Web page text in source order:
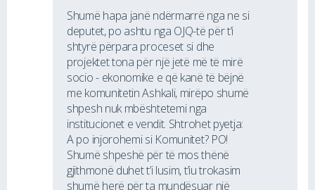
Shumë hapa janë ndërmarrë nga ne si
deputet, po ashtu nga OJQ-të për t’i
shtyrë përpara proceset si dhe
projektet tona për një jetë më të mirë
socio - ekonomike e që kanë të bëjnë
me komunitetin Ashkali, mirëpo shumë
shpesh nuk mbështetemi nga
institucionet e vendit. Shtrohet pyetja:
A po injorohemi si Komunitet? PO!
Shumë shpeshë për të mos thënë
gjithmonë duhet t’i lusim, t’iu trokasim
shumë herë për ta mundësuar një